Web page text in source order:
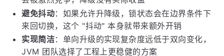
避免抖动：如果允许升降级，锁状态会在边界条件下
来回切换，这个 "抖动" 本身就带来额外开销
实现简洁：单向升级的实现复杂度远低于双向变化，
JVM 团队选择了工程上更稳健的方案